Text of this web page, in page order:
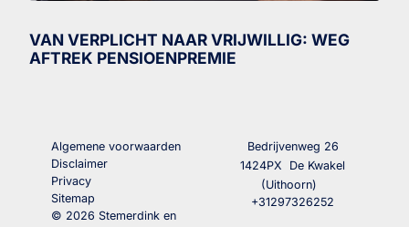
VAN VERPLICHT NAAR VRIJWILLIG: WEG
AFTREK PENSIOENPREMIE
Algemene voorwaarden
Disclaimer
Privacy
Sitemap
© 2026 Stemerdink en
Bedrijvenweg 26
1424PX
De Kwakel
(Uithoorn)
+31297326252